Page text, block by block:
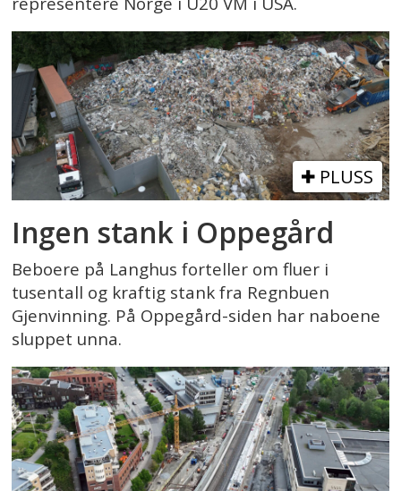
PLUSS
Ingen stank i Oppegård
Beboere på Langhus forteller om fluer i
tusentall og kraftig stank fra Regnbuen
Gjenvinning. På Oppegård-siden har naboene
sluppet unna.